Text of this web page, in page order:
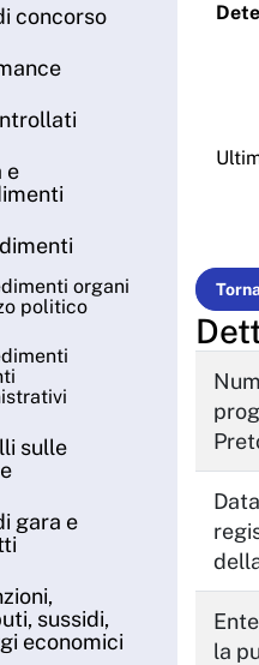
concorso
e
organi
politico
sulle
gara e
sussidi,
economici
la